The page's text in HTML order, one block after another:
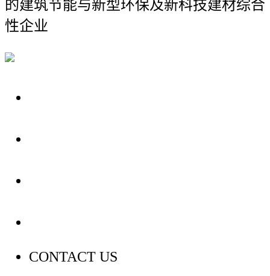
的建筑节能与新型环保及新科技建材综合
性企业
CONTACT US